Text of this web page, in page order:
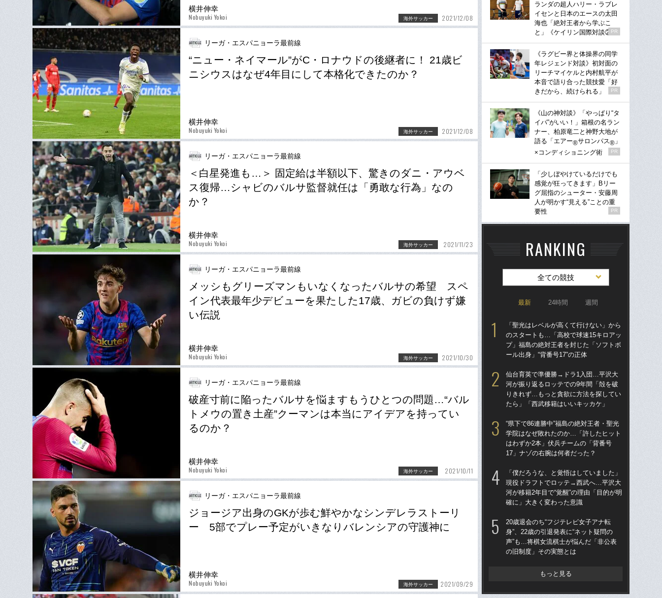
横井伸幸
Nobuyuki Yokoi 海外サッカー 2021/12/08
リーガ・エスパニョーラ最前線
“ニュー・ネイマール”がC・ロナウドの後継者に！ 21歳ビ
ニシウスはなぜ4年目にして本格化できたのか？
横井伸幸
Nobuyuki Yokoi 海外サッカー 2021/12/08
リーガ・エスパニョーラ最前線
＜白星発進も…＞ 固定給は半額以下、驚きのダニ・アウベ
ス復帰…シャビのバルサ監督就任は「勇敢な行為」なの
か？
横井伸幸
Nobuyuki Yokoi 海外サッカー 2021/11/23
リーガ・エスパニョーラ最前線
メッシもグリーズマンもいなくなったバルサの希望 スペ
イン代表最年少デビューを果たした17歳、ガビの負けず嫌
い伝説
横井伸幸
Nobuyuki Yokoi 海外サッカー 2021/10/30
リーガ・エスパニョーラ最前線
破産寸前に陥ったバルサを悩ますもうひとつの問題…“バル
トメウの置き土産”クーマンは本当にアイデアを持ってい
るのか？
横井伸幸
Nobuyuki Yokoi 海外サッカー 2021/10/11
リーガ・エスパニョーラ最前線
ジョージア出身のGKが歩む鮮やかなシンデレラストーリ
ー 5部でプレー予定がいきなりバレンシアの守護神に
横井伸幸
Nobuyuki Yokoi 海外サッカー 2021/09/29
ランダの超人ハリー・ラブレ
イセンと日本のエースの太田
海也「絶対王者から学ぶこ
と」《ケイリン国際対談②》
PR
《ラグビー界と体操界の同学
年レジェンド対談》初対面の
リーチマイケルと内村航平が
本音で語り合った競技愛「好
きだから、続けられる」
PR
《山の神対談》「やっぱり“タ
イパ”がいい！」箱根の名ラン
ナー、柏原竜二と神野大地が
語る「エアー®サロンパス® 」
×コンディショニング術
PR
「少しぼやけているだけでも
感覚が狂ってきます」Bリー
グ屈指のシューター・安藤周
人が明かす“見える”ことの重
要性
PR
RANKING
全ての競技
最新 24時間 週間
「聖光はレベルが高くて行けない」から
のスタートも…「高校で球速15キロアッ
プ」福島の絶対王者を封じた「ソフトボ
ール出身」“背番号17”の正体
仙台育英で準優勝→ドラ1入団…平沢大
河が振り返るロッテでの9年間「殻を破
りきれず…もっと貪欲に方法を探してい
たら」「西武移籍はいいキッカケ」
“県下で86連勝中”福島の絶対王者・聖光
学院はなぜ敗れたのか…「許したヒット
はわずか2本」伏兵チームの「背番号
17」ナゾの右腕は何者だった？
「僕だろうな、と覚悟はしていました」
現役ドラフトでロッテ→西武へ…平沢大
河が移籍2年目で“覚醒”の理由「目的が明
確に」大きく変わった意識
20歳退会のち“フジテレビ女子アナ転
身”、22歳の引退発表に“ネット疑問の
声”も…将棋女流棋士が悩んだ「非公表
の旧制度」その実態とは
もっと見る